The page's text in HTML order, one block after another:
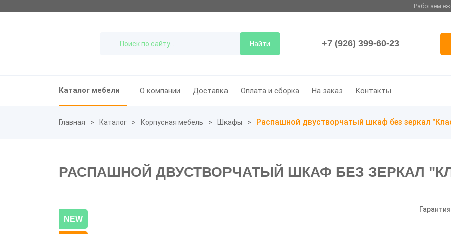
Работаем
Найти +7 (926) 399-60-23
Каталог мебели О компании Доставка Оплата и сборка На заказ Контакты
Главная Каталог Корпусная мебель Шкафы Распашной двустворчатый шкаф без зеркал
РАСПАШНОЙ ДВУСТВОРЧАТЫЙ ШКАФ БЕЗ ЗЕРКАЛ
NEW